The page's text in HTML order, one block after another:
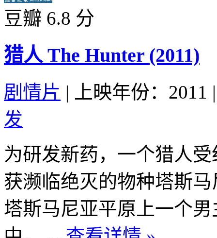
豆瓣 6.8 分
猎人 The Hunter (2011)
剧情片 | 上映年份：2011 |
发
为研发新药，一个猎人
获濒临绝灭的物种塔斯
塔斯马尼亚平原上一个